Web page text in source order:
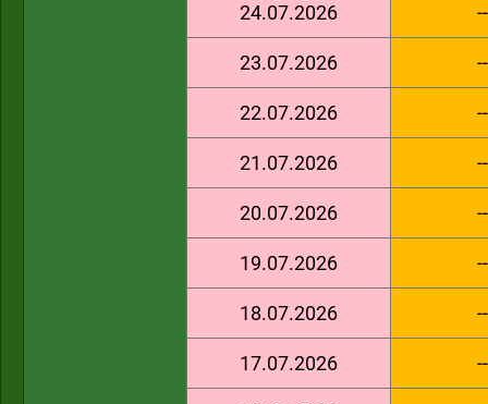
24.07.2026 --
23.07.2026 --
22.07.2026 --
21.07.2026 --
20.07.2026 --
19.07.2026 --
18.07.2026 --
17.07.2026 --